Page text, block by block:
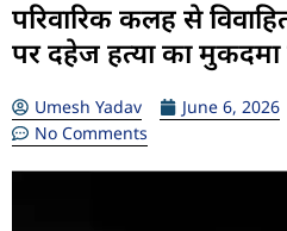
परिवारिक कलह से
पर दहेज हत्या का मुकदमा
Umesh Yadav June 6, 2026
No Comments